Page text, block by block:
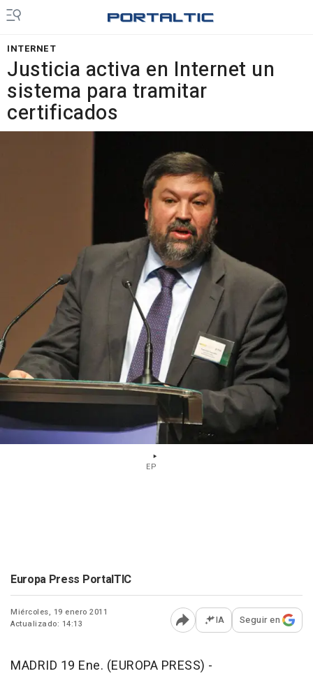
INTERNET
Justicia activa en Internet un
sistema para tramitar
certificados
EP
Europa Press PortalTIC
Miércoles, 19 enero 2011
Actualizado: 14:13
Abrir opciones para
IA Seguir en
MADRID 19 Ene. (EUROPA PRESS) -